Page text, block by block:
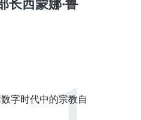
长西蒙娜·鲁
字时代中的宗教自